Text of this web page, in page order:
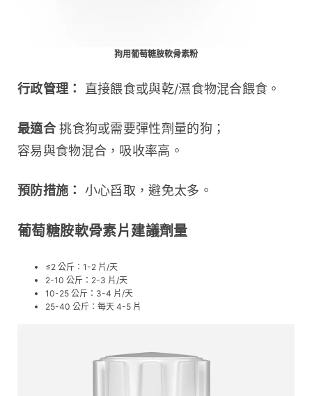
狗用葡萄糖胺軟骨素粉
行政管理： 直接餵食或與乾/濕食物混合餵食。
最適合 挑食狗或需要彈性劑量的狗；
容易與食物混合，吸收率高。
預防措施： 小心舀取，避免太多。
葡萄糖胺軟骨素片建議劑量
≤2 公斤：1-2 片/天
2-10 公斤：2-3 片/天
10-25 公斤：3-4 片/天
25-40 公斤：每天 4-5 片